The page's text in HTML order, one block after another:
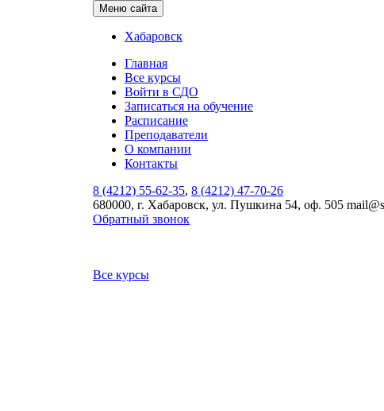
Меню сайта
Хабаровск
Главная
Все курсы
Войти в СДО
Записаться на обучение
Расписание
Преподаватели
О компании
Контакты
8 (4212) 55-62-35, 8 (4212) 47-70-26
680000, г. Хабаровск, ул. Пушкина 54, оф. 505
Обратный звонок
Все курсы